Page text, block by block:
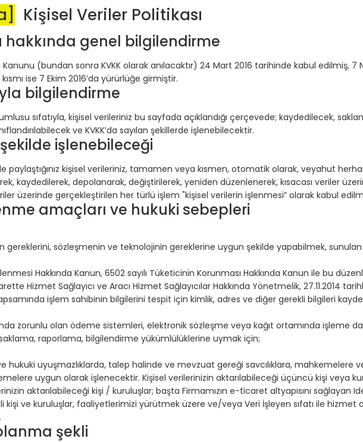
Kişisel Veriler Politikası
hakkında genel bilgilendirme
Kanunu (bundan sonra KVKK olarak anılacaktır) 24 Mart 2016 tarihinde kabul edilmiş, 7
ise 7 Ekim 2016’da yürürlüğe girmiştir.
bilgilendirme
sıfatıyla, kişisel verileriniz bu sayfada açıklandığı çerçevede; kaydedilecek,
ve KVKK’da sayılan şekillerde işlenebilecektir.
işlenebileceği
ile paylaştığınız kişisel verileriniz, tamamen veya kısmen, otomatik olarak, veyahut
kaydedilerek, depolanarak, değiştirilerek, yeniden düzenlenerek, kısacası veriler
üzerinde gerçekleştirilen her türlü işlem "kişisel verilerin işlenmesi” olarak kabul
amaçları ve hukuki sebepleri
gereklerini, sözleşmenin ve teknolojinin gereklerine uygun şekilde yapabilmek,
Hakkında Kanun, 6502 sayılı Tüketicinin Korunması Hakkında Kanun ile bu
Hizmet Sağlayıcı ve Aracı Hizmet Sağlayıcılar Hakkında Yönetmelik, 27.11.2014
işlem sahibinin bilgilerini tespit için kimlik, adres ve diğer gerekli bilgileri
zorunlu olan ödeme sistemleri, elektronik sözleşme veya kağıt ortamında
raporlama, bilgilendirme yükümlülüklerine uymak için;
hukuki uyuşmazlıklarda, talep halinde ve mevzuat gereği savcılıklara, mahkemelere
uygun olarak işlenecektir. Kişisel verilerinizin aktarılabileceği üçüncü kişi veya
aktarılabileceği kişi / kuruluşlar; başta Firmamızın e-ticaret altyapısını sağlayan
ve kuruluşlar, faaliyetlerimizi yürütmek üzere ve/veya Veri İşleyen sıfatı ile hizmet
şekli